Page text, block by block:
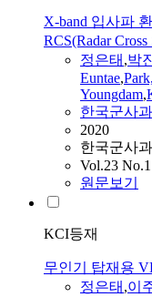
X-band 입사파
RCS(Radar
정은태 ,박
Euntae,
Youngdam,
한국군사
2020
한국군사
Vol.23 No.1
원문보기
KCI등재
무인기 탑재용
정은태 ,이